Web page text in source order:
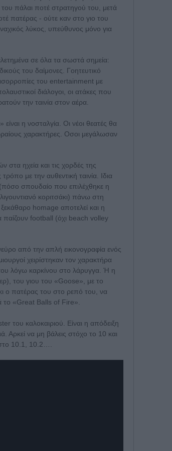
πάλαι ποτέ στρατηγού του, μετά
πατέρας - ούτε καν στο γιο του
λύκος, υπεύθυνος μόνο για
σε όλα τα σωστά σημεία:
του δαίμονες. Γοητευτικό
ισορροπίες του entertainment με
διάλογοι, οι ατάκες που
την ταινία στον αέρα.
η νοσταλγία. Οι νέοι θεατές θα
χαρακτήρες. Οσοι μεγάλωσαν
στα ηχεία και τις χορδές της
με την αυθεντική ταινία. Ιδια
(πόσο σπουδαίο που επιλέχθηκε η
κοριτσάκι) πάνω στη
homage αποτελεί και η
παίζουν football (όχι beach volley
από την απλή εικονογραφία ενός
χειρίστηκαν τον χαρακτήρα
λόγω καρκίνου στο λάρυγγα. Ή η
του γιου του «Goose», με το
ο πατέρας του στο ρεπό του, να
το «Great Balls of Fire».
του καλοκαιριού. Είναι η απόδειξη
Αρκεί να μη βάλεις στόχο το 10 και
στο 10.1, 10.2….